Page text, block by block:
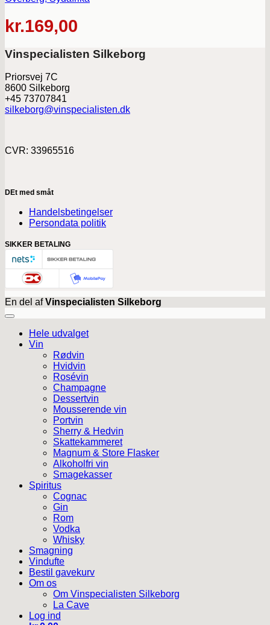
kr.169,00
Vinspecialisten Silkeborg
Priorsvej 7C
8600 Silkeborg
+45 73707841
silkeborg@vinspecialisten.dk
CVR: 33965516
DEt med småt
Handelsbetingelser
Persondata politik
SIKKER BETALING
En del afVinspecialisten Silkeborg
Hele udvalget
Vin
Rødvin
Hvidvin
Rosévin
Champagne
Dessertvin
Mousserende vin
Portvin
Sherry & Hedvin
Skattekammeret
Magnum & Store Flasker
Alkoholfri vin
Smagekasser
Spiritus
Cognac
Gin
Rom
Vodka
Whisky
Smagning
Vindufte
Bestil gavekurv
Om os
Om Vinspecialisten Silkeborg
La Cave
Log ind